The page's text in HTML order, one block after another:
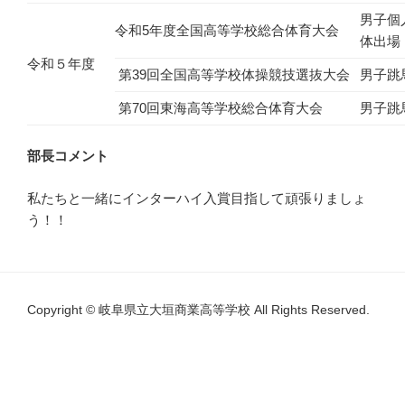
令和５年度
令和5年度全国高等学校総合体育大会
男子個
体出場
第39回全国高等学校体操競技選抜大会 男子跳
第70回東海高等学校総合体育大会 男子跳
部長コメント
私たちと一緒にインターハイ入賞目指して頑張りましょ
う！！
Copyright © 岐阜県立大垣商業高等学校 All Rights Reserved.